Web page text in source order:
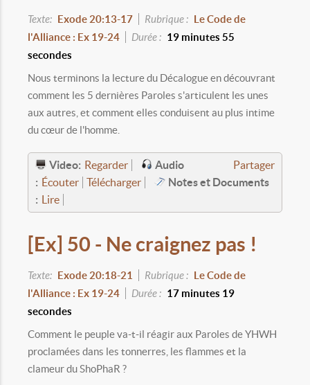
Texte: Exode 20:13-17 Rubrique : Le Code de
l'Alliance : Ex 19-24
Durée : 19 minutes 55
secondes
Nous terminons la lecture du Décalogue en découvrant
comment les 5 dernières Paroles s'articulent les unes
aux autres, et comment elles conduisent au plus intime
du cœur de l'homme.
Partager
Video: Regarder
Audio
: Écouter Télécharger
Notes et Documents
:
Lire
[Ex] 50 - Ne craignez pas !
Texte: Exode 20:18-21 Rubrique : Le Code de
l'Alliance : Ex 19-24
Durée : 17 minutes 19
secondes
Comment le peuple va-t-il réagir aux Paroles de YHWH
proclamées dans les tonnerres, les flammes et la
clameur du ShoPhaR ?